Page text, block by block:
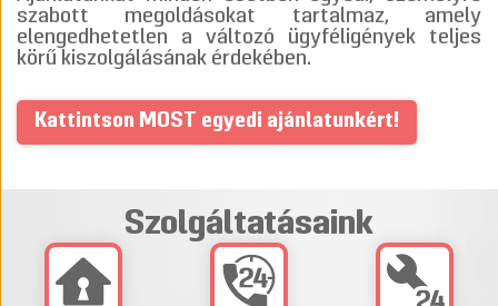
szabott megoldásokat tartalmaz, amely
elengedhetetlen a változó ügyféligények teljes
körű kiszolgálásának érdekében.
Kattintson MOST egyedi ajánlatunkért!
Szolgáltatásaink